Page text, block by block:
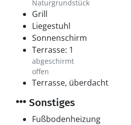
Naturgrundstück
Grill
Liegestuhl
Sonnenschirm
Terrasse: 1
abgeschirmt
offen
Terrasse, überdacht
Sonstiges
Fußbodenheizung